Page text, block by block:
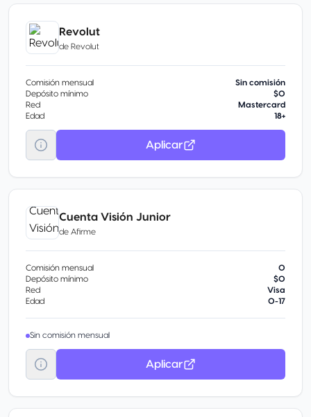
Revolut
de Revolut
Comisión mensual
Sin comisión
Depósito mínimo
$0
Red
Mastercard
Edad
18+
Aplicar
Cuenta Visión Junior
de Afirme
Comisión mensual
0
Depósito mínimo
$0
Red
Visa
Edad
0-17
Sin comisión mensual
Aplicar